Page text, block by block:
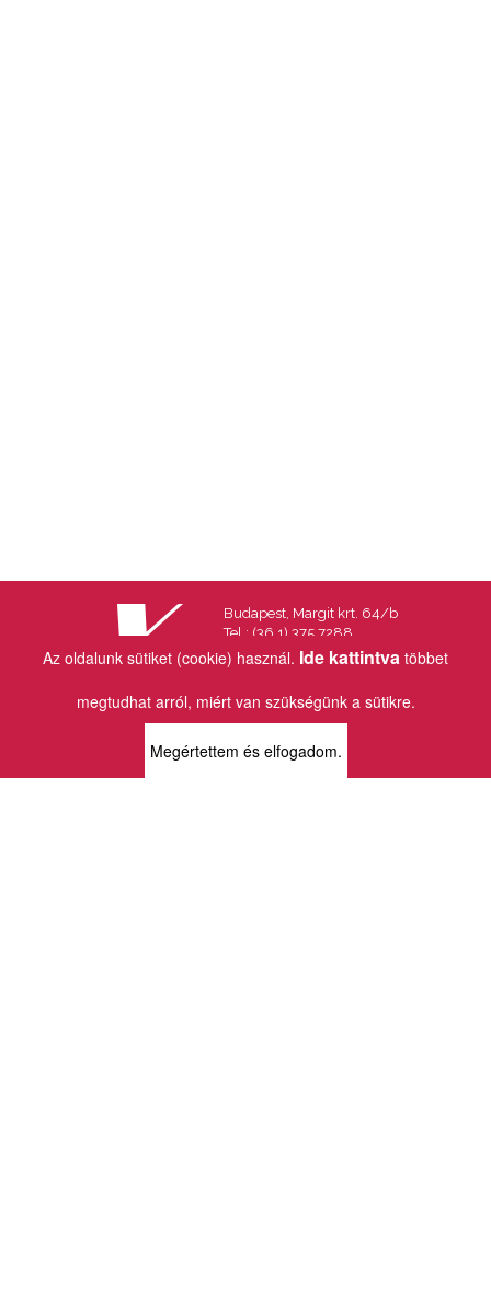
Az oldalunk sütiket (cookie) használ. Ide kattintva többet
megtudhat arról, miért van szükségünk a sütikre.
Megértettem és elfogadom.
Budapest, Margit krt. 64/b
Tel.: (36 1) 375 7288
Fax.: (36 1) 202 7145
Email: